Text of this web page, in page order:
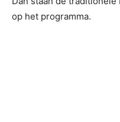
op het programma.